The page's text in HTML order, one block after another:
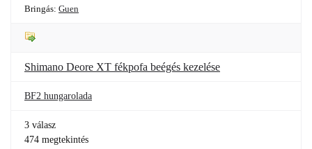
Bringás: Guen
Shimano Deore XT fékpofa beégés kezelése
BF2 hungarolada
3 válasz
474 megtekintés